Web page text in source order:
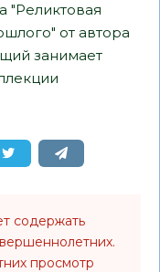
"Реликтовая
от автора
занимает
содержать
просмотр